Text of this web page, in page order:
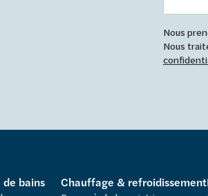
Nous
Nous
de bains Chauffage & refroidissement